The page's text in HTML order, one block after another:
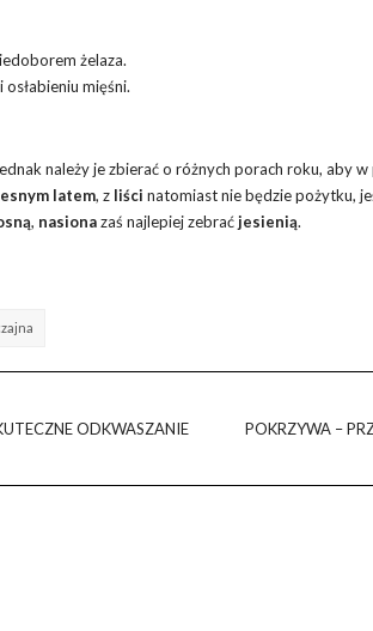
żelaza.
mięśni.
należy je zbierać o różnych porach roku, aby w
latem, z liści natomiast nie będzie pożytku,
, nasionazaś najlepiej zebraćjesienią.
ODKWASZANIE POKRZYWA –